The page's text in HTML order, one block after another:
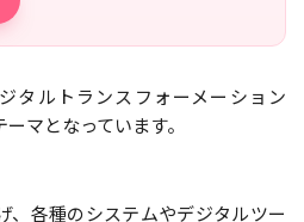
タルトランスフォーメーション
マとなっています。
、各種のシステムやデジタルツー